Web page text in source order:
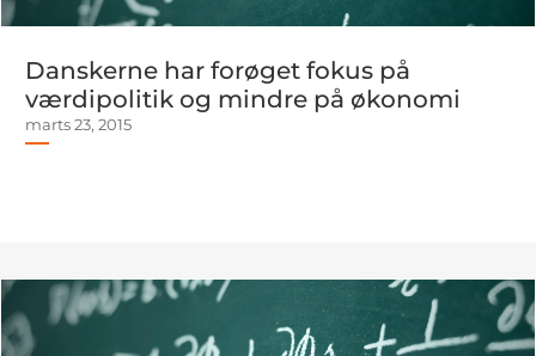
Danskerne har forøget fokus på
værdipolitik og mindre på økonomi
marts 23, 2015